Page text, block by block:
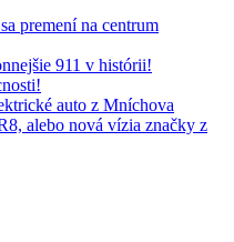
premení na centrum
911 v histórii!
auto z Mníchova
alebo nová vízia značky z